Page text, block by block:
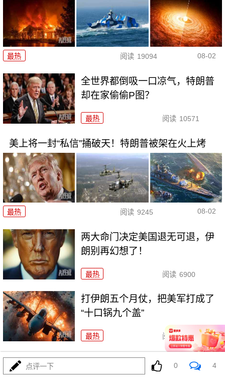
最热 阅读 19094 08-02
全世界都倒吸一口凉气，特朗普
却在家偷偷P图？
最热 阅读 10571
美上将一封“私信”捅破天！特朗普被架在火上烤
最热 阅读 9245 08-02
两大命门决定美国退无可退，伊
朗别再幻想了！
最热 阅读 6900
打伊朗五个月仗，把美军打成了
“十口锅九个盖”
最热 阅读 5342
特朗普要对伊朗“断气断电”？这豪
赌让全球买单
点评一下 0 4